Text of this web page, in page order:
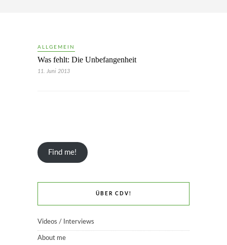
ALLGEMEIN
Was fehlt: Die Unbefangenheit
11. Juni 2013
Find me!
ÜBER CDV!
Videos / Interviews
About me